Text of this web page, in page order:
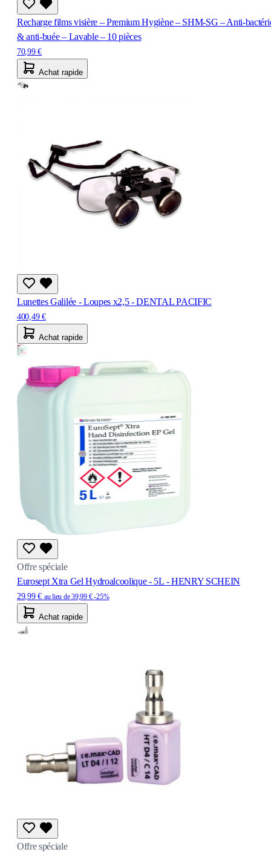
Recharge films visière – Premium Hygiène – SHM-SG – Anti-
& anti-buée – Lavable – 10 pièces
70,99 €
Achat rapide
Lunettes Galilée - Loupes x2,5 - DENTAL PACIFIC
400,49 €
Achat rapide
Offre spéciale
Eurosept Xtra Gel Hydroalcoolique - 5L - HENRY SCHEIN
29,99 € au lieu de39,99 €-25%
Achat rapide
Offre spéciale